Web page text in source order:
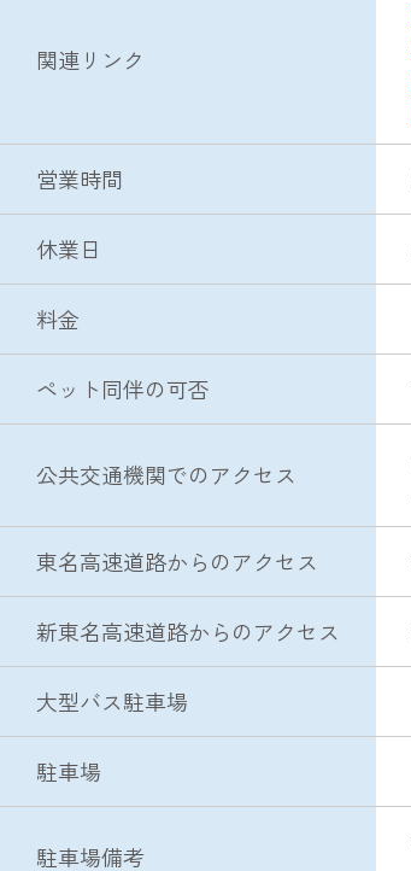
関連リンク
営業時間
休業日
料金
ペット同伴の可否
公共交通機関でのアクセス
東名高速道路からのアクセス
新東名高速道路からのアクセス
大型バス駐車場
駐車場
駐車場備考